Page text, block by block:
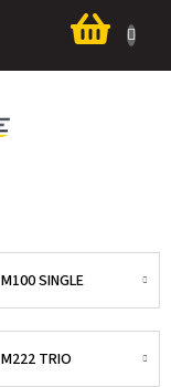
košík
M100 SINGLE
M222 TRIO